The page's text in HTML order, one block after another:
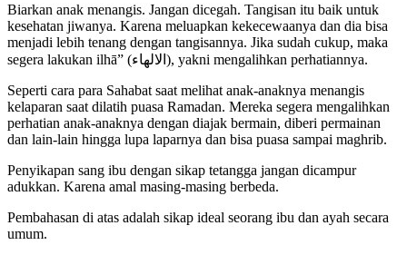
Biarkan anak menangis. Jangan dicegah. Tangisan itu baik untuk
kesehatan jiwanya. Karena meluapkan kekecewaanya dan dia bisa
menjadi lebih tenang dengan tangisannya. Jika sudah cukup, maka
segera lakukan ilhā” (الالهاء), yakni mengalihkan perhatiannya.
Seperti cara para Sahabat saat melihat anak-anaknya menangis
kelaparan saat dilatih puasa Ramadan. Mereka segera mengalihkan
perhatian anak-anaknya dengan diajak bermain, diberi permainan
dan lain-lain hingga lupa laparnya dan bisa puasa sampai maghrib.
Penyikapan sang ibu dengan sikap tetangga jangan dicampur
adukkan. Karena amal masing-masing berbeda.
Pembahasan di atas adalah sikap ideal seorang ibu dan ayah secara
umum.